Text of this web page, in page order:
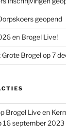
geopend
en Brogel Live!
Brogel op 7
Brogel Live en
16 september 2023